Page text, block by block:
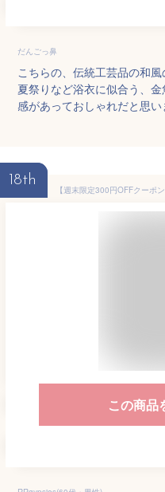
だんごっ鼻
こちらの、伝統工芸品の和
夏祭りなど浴衣に似合う、
感があっておしゃれだと思い
18th
この商品